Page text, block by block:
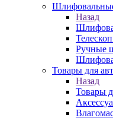
Назад
Ручные
Товары для
Назад
Товары